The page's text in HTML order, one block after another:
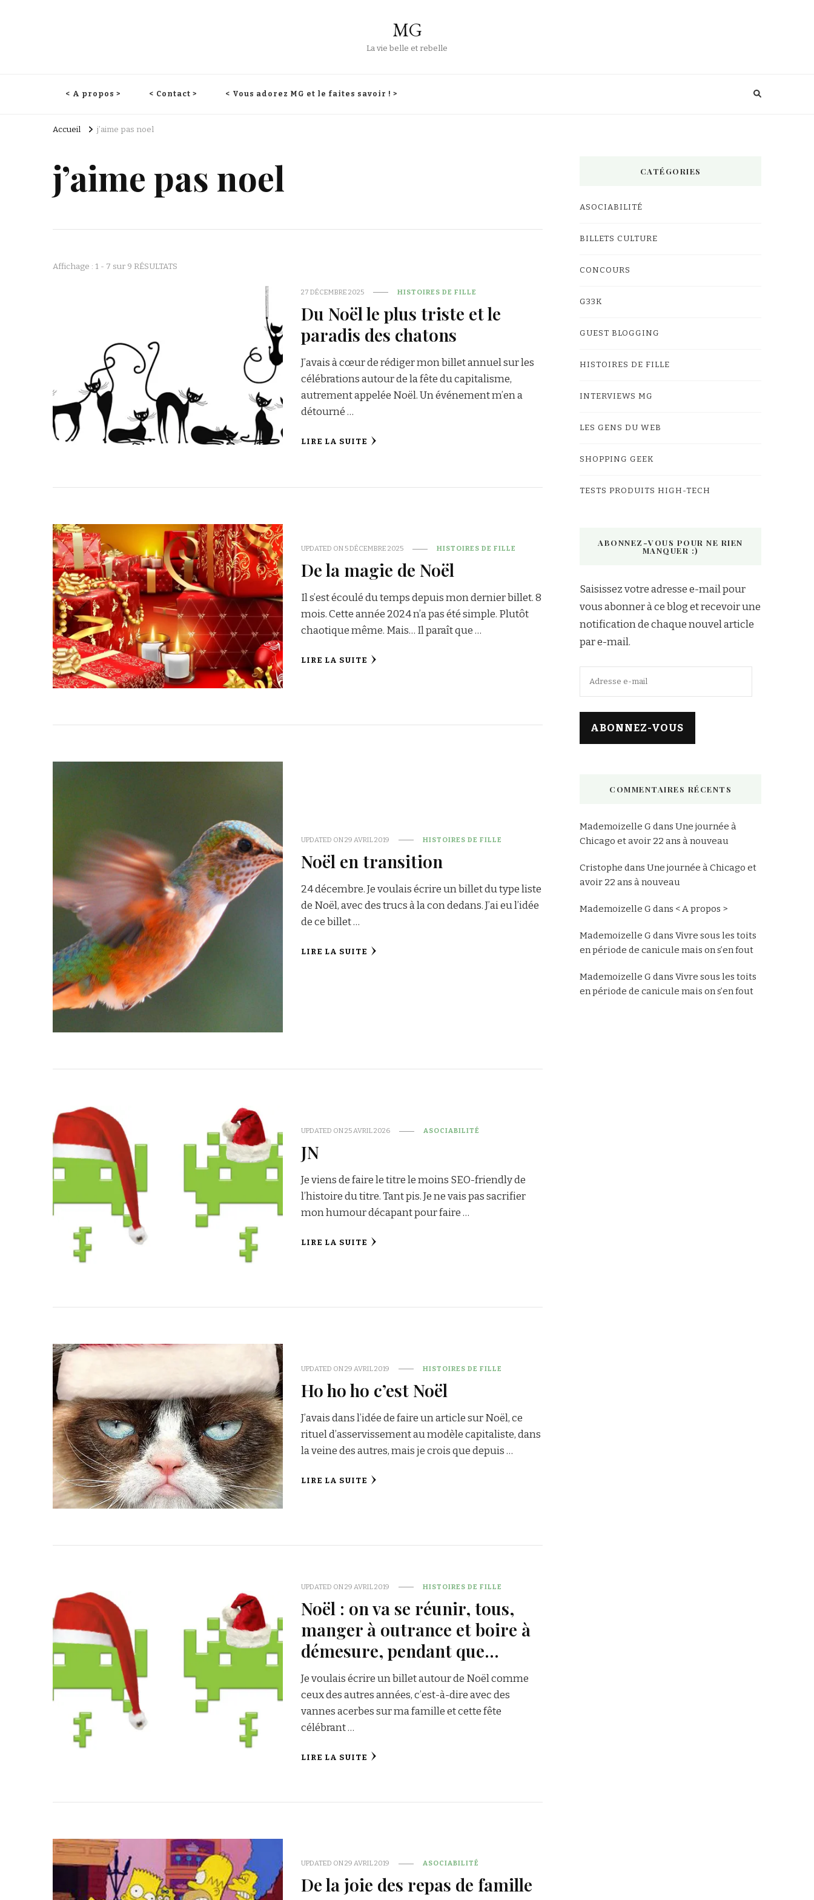
MG
La vie belle et rebelle
< A propos > < Contact > < Vous adorez MG et le faites savoir ! >
Accueil j’aime pas noel
j’aime pas noel
Affichage : 1 - 7 sur 9 RÉSULTATS
27 DÉCEMBRE 2025 HISTOIRES DE FILLE
Du Noël le plus triste et le
paradis des chatons
J’avais à cœur de rédiger mon billet annuel sur les
célébrations autour de la fête du capitalisme,
autrement appelée Noël. Un événement m’en a
détourné …
LIRE LA SUITE
UPDATED ON5 DÉCEMBRE 2025 HISTOIRES DE FILLE
De la magie de Noël
Il s’est écoulé du temps depuis mon dernier billet. 8
mois. Cette année 2024 n’a pas été simple. Plutôt
chaotique même. Mais… Il paraît que …
LIRE LA SUITE
UPDATED ON29 AVRIL 2019 HISTOIRES DE FILLE
Noël en transition
24 décembre. Je voulais écrire un billet du type liste
de Noël, avec des trucs à la con dedans. J’ai eu l’idée
de ce billet …
LIRE LA SUITE
UPDATED ON25 AVRIL 2026 ASOCIABILITÉ
JN
Je viens de faire le titre le moins SEO-friendly de
l’histoire du titre. Tant pis. Je ne vais pas sacrifier
mon humour décapant pour faire …
LIRE LA SUITE
UPDATED ON29 AVRIL 2019 HISTOIRES DE FILLE
Ho ho ho c’est Noël
J’avais dans l’idée de faire un article sur Noël, ce
rituel d’asservissement au modèle capitaliste, dans
la veine des autres, mais je crois que depuis …
LIRE LA SUITE
UPDATED ON29 AVRIL 2019 HISTOIRES DE FILLE
Noël : on va se réunir, tous,
manger à outrance et boire à
démesure, pendant que…
Je voulais écrire un billet autour de Noël comme
ceux des autres années, c’est-à-dire avec des
vannes acerbes sur ma famille et cette fête
célébrant …
LIRE LA SUITE
UPDATED ON29 AVRIL 2019 ASOCIABILITÉ
De la joie des repas de famille
CATÉGORIES
ASOCIABILITÉ
BILLETS CULTURE
CONCOURS
G33K
GUEST BLOGGING
HISTOIRES DE FILLE
INTERVIEWS MG
LES GENS DU WEB
SHOPPING GEEK
TESTS PRODUITS HIGH-TECH
ABONNEZ-VOUS POUR NE RIEN
MANQUER :)
Saisissez votre adresse e-mail pour
vous abonner à ce blog et recevoir une
notification de chaque nouvel article
par e-mail.
mail
ABONNEZ-VOUS
COMMENTAIRES RÉCENTS
Mademoizelle Gdans Une journée à
Chicago et avoir 22 ans à nouveau
Cristophe dans Une journée à Chicago et
avoir 22 ans à nouveau
Mademoizelle Gdans < A propos >
Mademoizelle Gdans Vivre sous les toits
en période de canicule mais on s’en fout
Mademoizelle Gdans Vivre sous les toits
en période de canicule mais on s’en fout